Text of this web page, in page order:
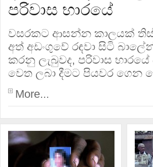
පරිවාස භාරයේ
වසරකට ආසන්න කාලයක්
අත් අඩංගුවේ රඳවා සිටි
කරනු ලැබුවද, පරිවාස
වෙත ලබා දීමට පියවර ගෙන
More...